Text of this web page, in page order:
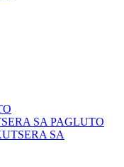
SA PAGLUTO
SA